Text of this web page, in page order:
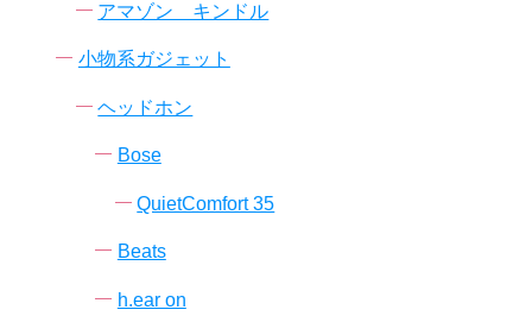
アマゾン キンドル
小物系ガジェット
ヘッドホン
Bose
QuietComfort 35
Beats
h.ear on